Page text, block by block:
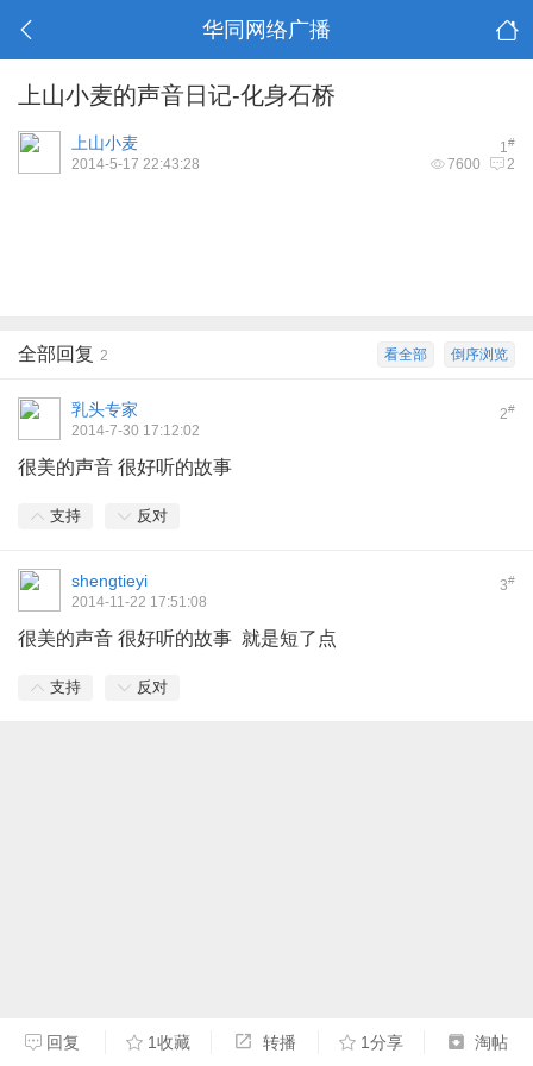
华同网络广播
上山小麦的声音日记-化身石桥
1#
上山小麦
7600 2
2014-5-17 22:43:28
倒序浏览
看全部
全部回复 2
2#
乳头专家
2014-7-30 17:12:02
很美的声音 很好听的故事
支持 反对
3#
shengtieyi
2014-11-22 17:51:08
很美的声音 很好听的故事 就是短了点
支持 反对
回复 1收藏 转播 1分享 淘帖